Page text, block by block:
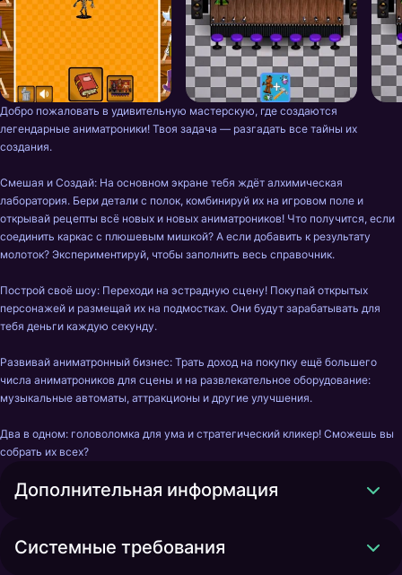
Добро пожаловать в удивительную мастерскую, где создаются
легендарные аниматроники! Твоя задача — разгадать все тайны их
создания.
Смешая и Создай: На основном экране тебя ждёт алхимическая
лаборатория. Бери детали с полок, комбинируй их на игровом поле и
открывай рецепты всё новых и новых аниматроников! Что получится, если
соединить каркас с плюшевым мишкой? А если добавить к результату
молоток? Экспериментируй, чтобы заполнить весь справочник.
Построй своё шоу: Переходи на эстрадную сцену! Покупай открытых
персонажей и размещай их на подмостках. Они будут зарабатывать для
тебя деньги каждую секунду.
Развивай аниматронный бизнес: Трать доход на покупку ещё большего
числа аниматроников для сцены и на развлекательное оборудование:
музыкальные автоматы, аттракционы и другие улучшения.
Два в одном: головоломка для ума и стратегический кликер! Сможешь вы
собрать их всех?
Дополнительная информация
Системные требования